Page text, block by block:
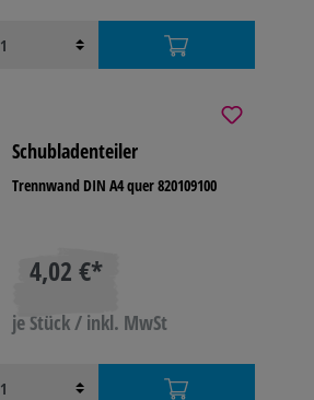
Schubladenteiler
Trennwand DIN A4 quer 820109100
4,02 €*
je Stück / inkl. MwSt